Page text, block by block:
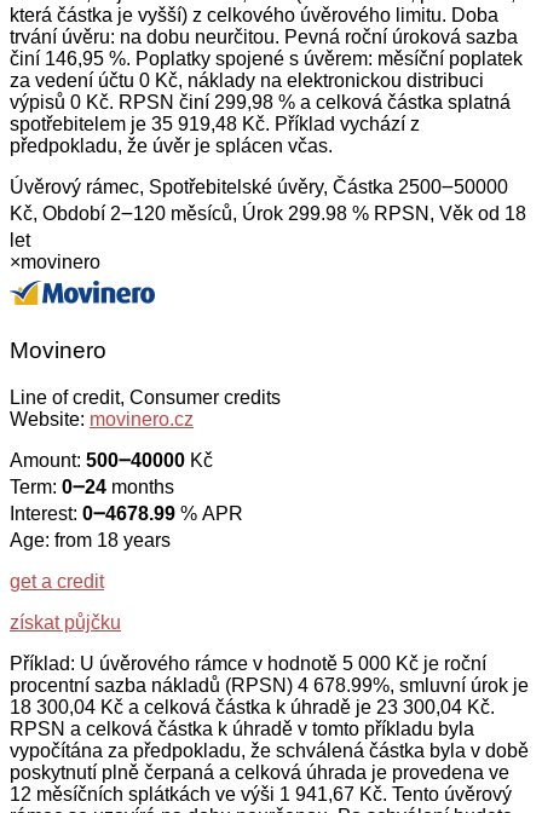
která částka je vyšší) z celkového úvěrového limitu. Doba
trvání úvěru: na dobu neurčitou. Pevná roční úroková sazba
činí 146,95 %. Poplatky spojené s úvěrem: měsíční poplatek
za vedení účtu 0 Kč, náklady na elektronickou distribuci
výpisů 0 Kč. RPSN činí 299,98 % a celková částka splatná
spotřebitelem je 35 919,48 Kč. Příklad vychází z
předpokladu, že úvěr je splácen včas.
Úvěrový rámec, Spotřebitelské úvěry, Částka 2500౼50000
Kč, Období 2౼120 měsíců, Úrok 299.98 % RPSN, Věk od 18
let
×movinero
Movinero
Line of credit, Consumer credits
Website: movinero.cz
Amount: 500౼40000 Kč
Term: 0౼24 months
Interest: 0౼4678.99 % APR
Age: from 18 years
get a credit
získat půjčku
Příklad: U úvěrového rámce v hodnotě 5 000 Kč je roční
procentní sazba nákladů (RPSN) 4 678.99%, smluvní úrok je
18 300,04 Kč a celková částka k úhradě je 23 300,04 Kč.
RPSN a celková částka k úhradě v tomto příkladu byla
vypočítána za předpokladu, že schválená částka byla v době
poskytnutí plně čerpaná a celková úhrada je provedena ve
12 měsíčních splátkách ve výši 1 941,67 Kč. Tento úvěrový